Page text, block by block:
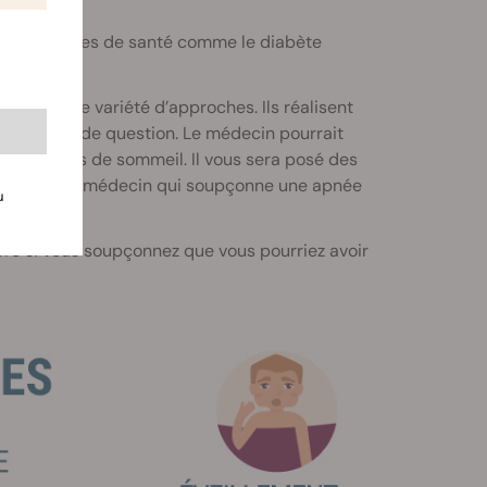
troubles de santé comme le diabète
une variété d’approches. Ils réalisent
de question. Le médecin pourrait
de sommeil. Il vous sera posé des
Un médecin qui soupçonne une apnée
si vous soupçonnez que vous pourriez avoir